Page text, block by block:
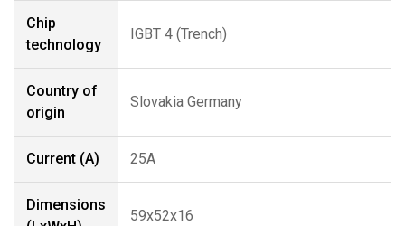
Chip
technology
IGBT 4 (Trench)
Country of
origin
Slovakia Germany
Current (A) 25A
Dimensions
59x52x16